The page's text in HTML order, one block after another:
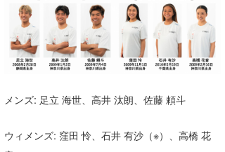
メンズ: 足立 海世、高井 汰朗、佐藤 頼斗
ウィメンズ: 窪田 怜、石井 有沙（※）、高橋 花